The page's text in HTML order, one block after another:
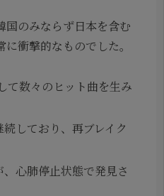
国のみならず日本を含む
衝撃的なものでした。
て数々のヒット曲を生み
しており、再ブレイク
心肺停止状態で発見さ